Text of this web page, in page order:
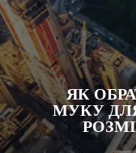
ЯК
МУКУ